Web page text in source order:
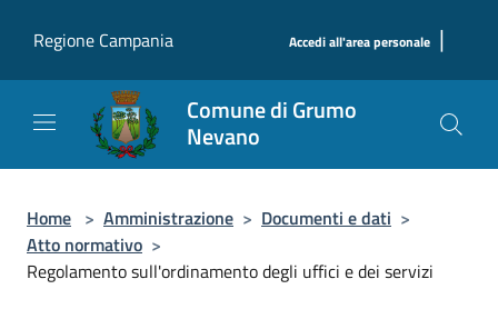
Regione Campania
Accedi all'area personale |
Comune di Grumo
Nevano
Home > Amministrazione > Documenti e dati >
Atto normativo >
Regolamento sull'ordinamento degli uffici e dei servizi